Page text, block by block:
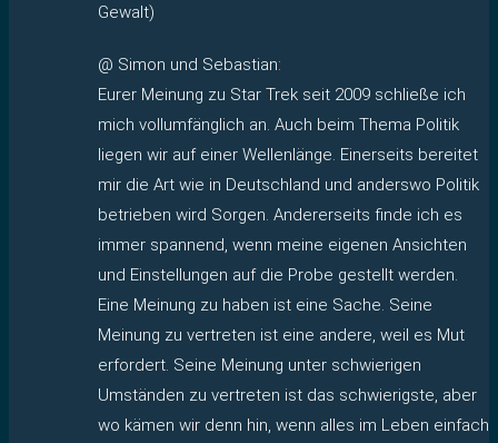
Gewalt)
@ Simon und Sebastian:
Eurer Meinung zu Star Trek seit 2009 schließe ich
mich vollumfänglich an. Auch beim Thema Politik
liegen wir auf einer Wellenlänge. Einerseits bereitet
mir die Art wie in Deutschland und anderswo Politik
betrieben wird Sorgen. Andererseits finde ich es
immer spannend, wenn meine eigenen Ansichten
und Einstellungen auf die Probe gestellt werden.
Eine Meinung zu haben ist eine Sache. Seine
Meinung zu vertreten ist eine andere, weil es Mut
erfordert. Seine Meinung unter schwierigen
Umständen zu vertreten ist das schwierigste, aber
wo kämen wir denn hin, wenn alles im Leben einfach